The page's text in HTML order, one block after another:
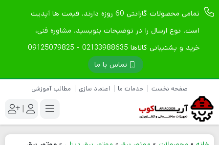
تمامی محصولات گارانتی 60 روزه دارند. قیمت ها آپدیت
است. نوع ارسال را در توضیحات بنویسید. مشاوره فنی،
خرید و پشتیبانی کالاها 02133988635 - 09125079825
تماس با ما
صفحه نخست خدمات ما اعتماد سازی مطالب آموزشی
|